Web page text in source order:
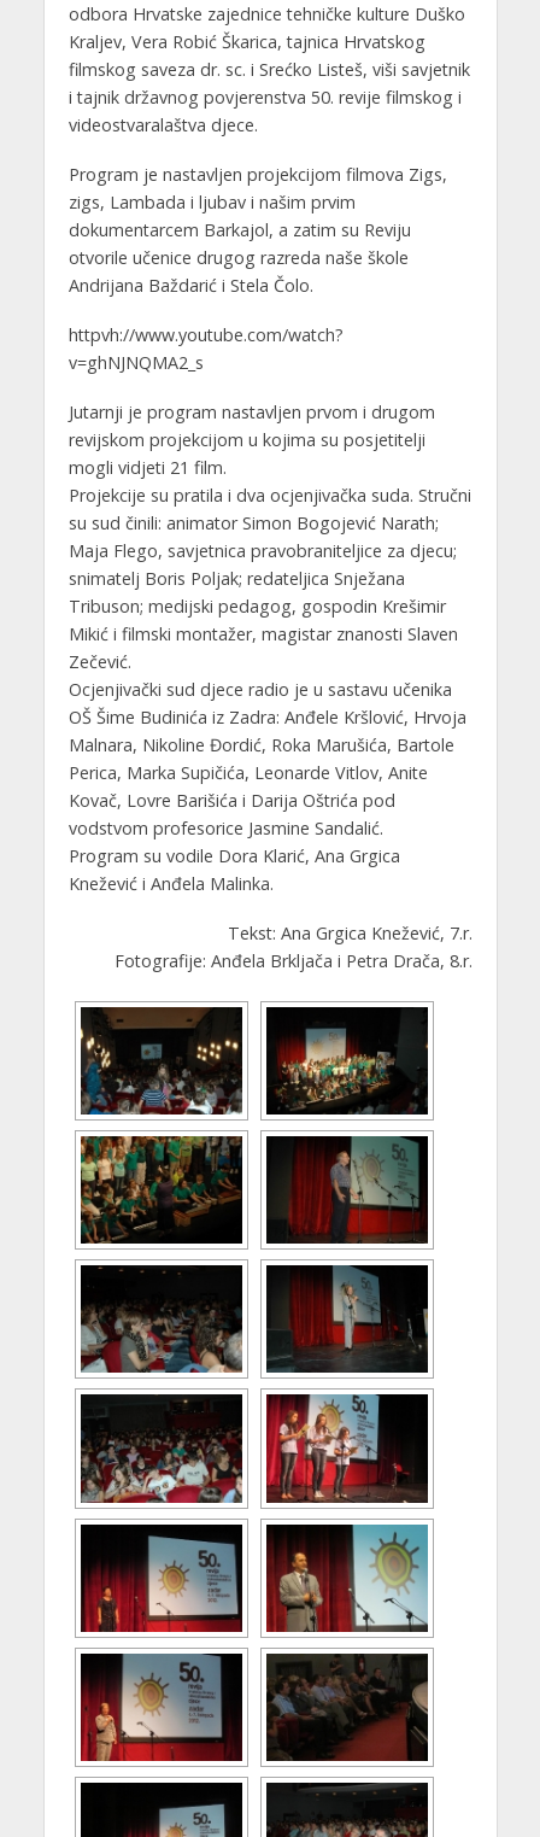
odbora Hrvatske zajednice tehničke kulture Duško
Kraljev, Vera Robić Škarica, tajnica Hrvatskog
filmskog saveza dr. sc. i Srećko Listeš, viši savjetnik
i tajnik državnog povjerenstva 50. revije filmskog i
videostvaralaštva djece.
Program je nastavljen projekcijom filmova Zigs,
zigs, Lambada i ljubav i našim prvim
dokumentarcem Barkajol, a zatim su Reviju
otvorile učenice drugog razreda naše škole
Andrijana Baždarić i Stela Čolo.
httpvh://www.youtube.com/watch?
v=ghNJNQMA2_s
Jutarnji je program nastavljen prvom i drugom
revijskom projekcijom u kojima su posjetitelji
mogli vidjeti 21 film.
Projekcije su pratila i dva ocjenjivačka suda. Stručni
su sud činili: animator Simon Bogojević Narath;
Maja Flego, savjetnica pravobraniteljice za djecu;
snimatelj Boris Poljak; redateljica Snježana
Tribuson; medijski pedagog, gospodin Krešimir
Mikić i filmski montažer, magistar znanosti Slaven
Zečević.
Ocjenjivački sud djece radio je u sastavu učenika
OŠ Šime Budinića iz Zadra: Anđele Kršlović, Hrvoja
Malnara, Nikoline Đordić, Roka Marušića, Bartole
Perica, Marka Supičića, Leonarde Vitlov, Anite
Kovač, Lovre Barišića i Darija Oštrića pod
vodstvom profesorice Jasmine Sandalić.
Program su vodile Dora Klarić, Ana Grgica
Knežević i Anđela Malinka.
Tekst: Ana Grgica Knežević, 7.r.
Fotografije: Anđela Brkljača i Petra Drača, 8.r.